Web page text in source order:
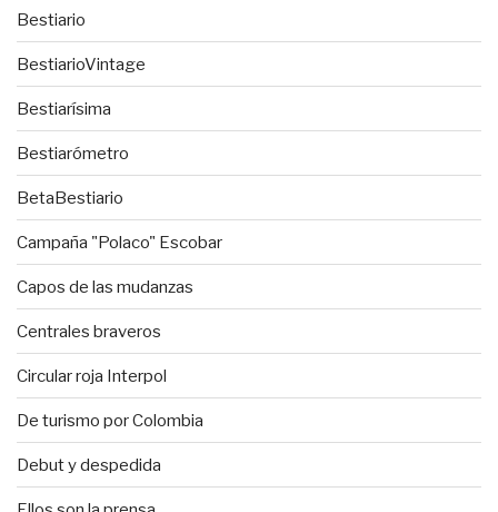
Bestiario
BestiarioVintage
Bestiarísima
Bestiarómetro
BetaBestiario
Campaña "Polaco" Escobar
Capos de las mudanzas
Centrales braveros
Circular roja Interpol
De turismo por Colombia
Debut y despedida